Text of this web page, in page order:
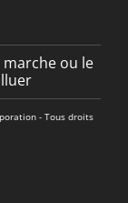
ou le
- Tous droits